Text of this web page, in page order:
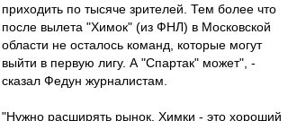
приходить по тысяче зрителей. Тем более что
после вылета "Химок" (из ФНЛ) в Московской
области не осталось команд, которые могут
выйти в первую лигу. А "Спартак" может", -
сказал Федун журналистам.
"Нужно расширять рынок. Химки - это хороший